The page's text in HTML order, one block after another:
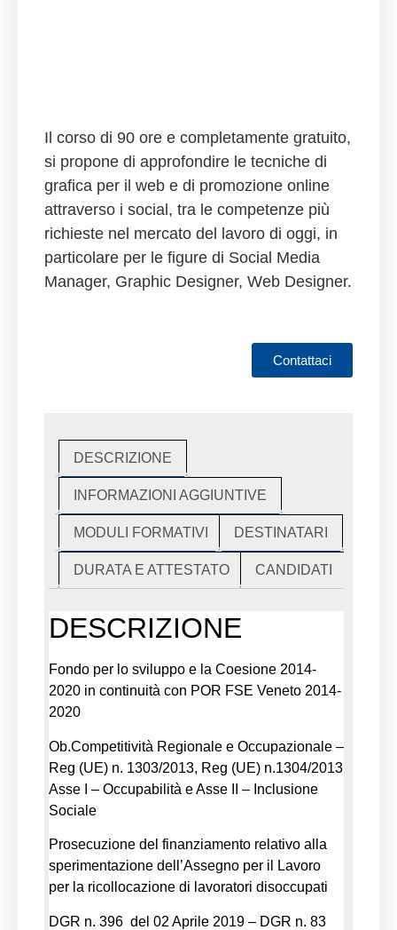
Il corso di 90 ore e completamente gratuito,
si propone di approfondire le tecniche di
grafica per il web e di promozione online
attraverso i social, tra le competenze più
richieste nel mercato del lavoro di oggi, in
particolare per le figure di Social Media
Manager, Graphic Designer, Web Designer.
Contattaci
DESCRIZIONE
INFORMAZIONI AGGIUNTIVE
MODULI FORMATIVI DESTINATARI
DURATA E ATTESTATO CANDIDATI
DESCRIZIONE
Fondo per lo sviluppo e la Coesione 2014-
2020 in continuità con POR FSE Veneto 2014-
2020
Ob.Competitività Regionale e Occupazionale –
Reg (UE) n. 1303/2013, Reg (UE) n.1304/2013
Asse I – Occupabilità e Asse II – Inclusione
Sociale
Prosecuzione del finanziamento relativo alla
sperimentazione dell’Assegno per il Lavoro
per la ricollocazione di lavoratori disoccupati
DGR n. 396 del 02 Aprile 2019 – DGR n. 83